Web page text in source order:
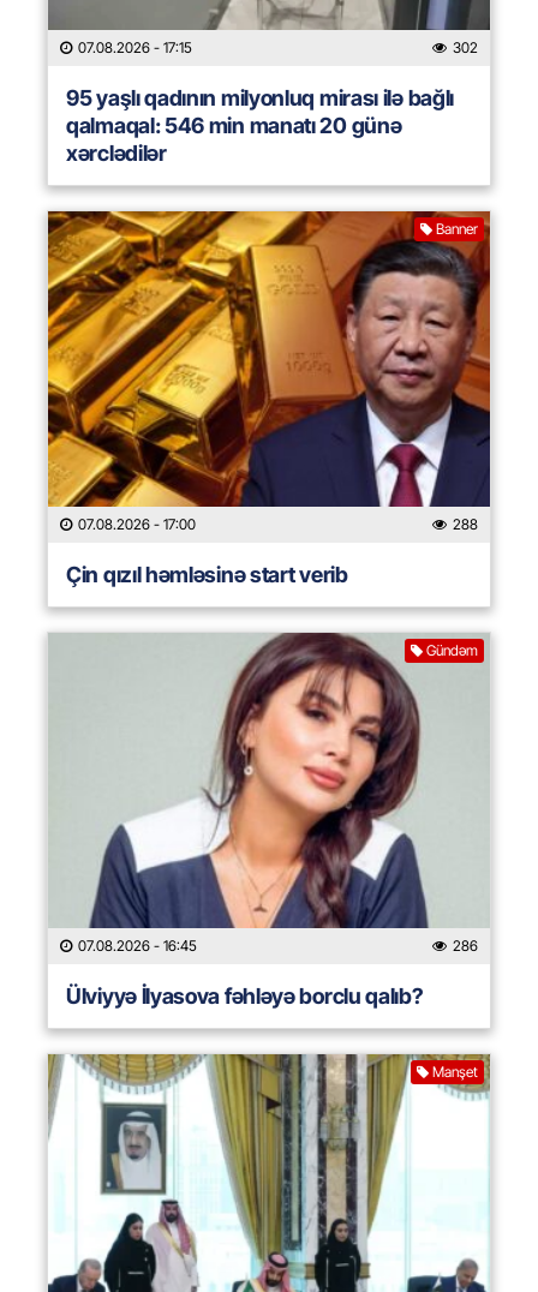
07.08.2026 - 17:15 302
95 yaşlı qadının milyonluq mirası ilə bağlı
qalmaqal: 546 min manatı 20 günə
xərclədilər
Banner
07.08.2026 - 17:00 288
Çin qızıl həmləsinə start verib
Gündəm
07.08.2026 - 16:45 286
Ülviyyə İlyasova fəhləyə borclu qalıb?
Manşet